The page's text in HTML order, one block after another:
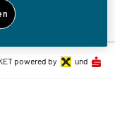
powered by und